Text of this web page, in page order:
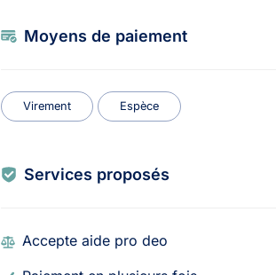
Moyens de paiement
Virement Espèce
Services proposés
Accepte aide pro deo